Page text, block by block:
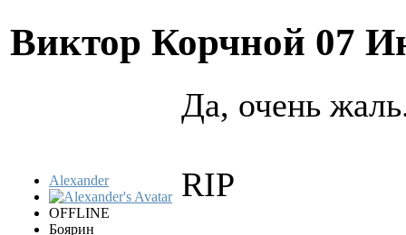
Виктор Корчной 07
Alexander
OFFLINE
Боярин
Да, очень
RIP